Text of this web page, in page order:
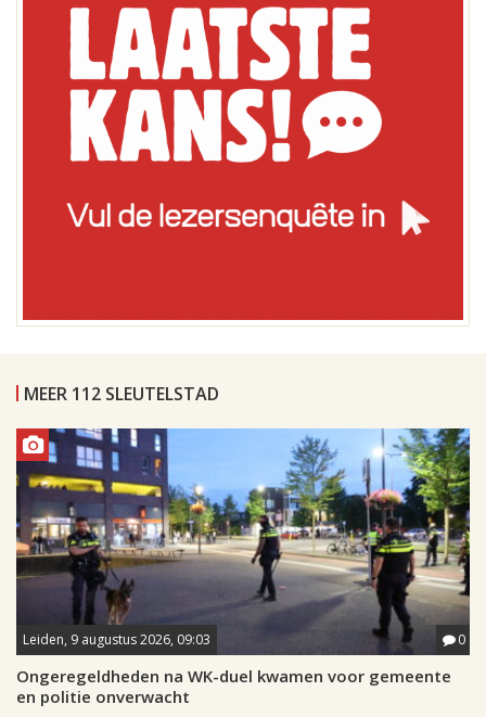
MEER 112 SLEUTELSTAD
Leiden, 9 augustus 2026, 09:03 0
Ongeregeldheden na WK-duel kwamen voor gemeente
en politie onverwacht